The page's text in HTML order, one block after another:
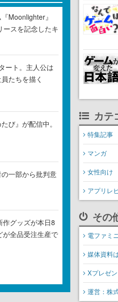
Moonlighter』
スを記念したキ
ート。主人公は
たちを描く
び』が配信中。
一部から批判意
作グッズが本日8
が全品受注生産で
カテ
特集記事
マンガ
女性向け
アプリレ
その
電ファミ
媒体資料
Xプレゼ
運営：株